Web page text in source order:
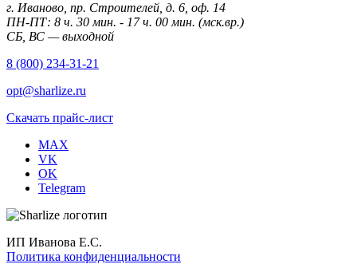
г. Иваново, пр. Строителей, д. 6, оф. 14
ПН-ПТ: 8 ч. 30 мин. - 17 ч. 00 мин. (мск.вр.)
СБ, ВС — выходной
8 (800) 234-31-21
opt@sharlize.ru
Скачать прайс-лист
MAX
VK
OK
Telegram
ИП Иванова Е.С.
Политика конфиденциальности